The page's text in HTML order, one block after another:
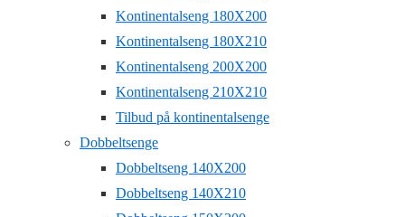
Kontinentalseng 180X200
Kontinentalseng 180X210
Kontinentalseng 200X200
Kontinentalseng 210X210
Tilbud på kontinentalsenge
Dobbeltsenge
Dobbeltseng 140X200
Dobbeltseng 140X210